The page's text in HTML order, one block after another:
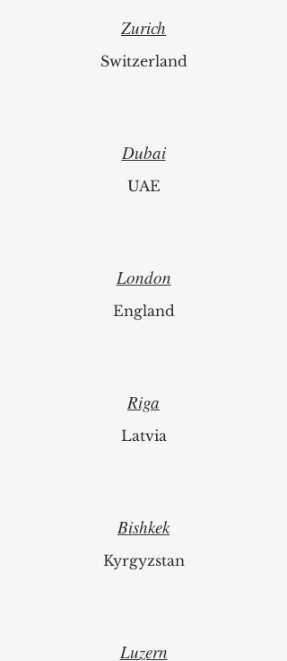
Zurich
Switzerland
Dubai
UAE
London
England
Riga
Latvia
Bishkek
Kyrgyzstan
Luzern